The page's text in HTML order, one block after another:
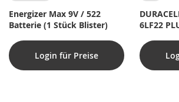
Energizer Max 9V / 522
Batterie (1 Stück Blister)
Login für Preise
6LF22